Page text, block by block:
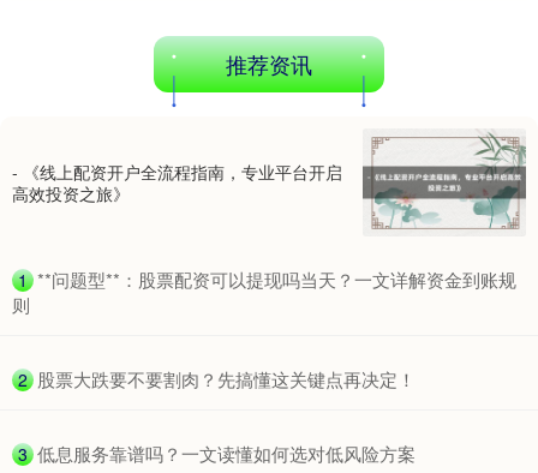
北证50 +1.01%
创业板指 3563.12 +47.56 +1.35%
推荐资讯
- 《线上配资开户全流程指南，专业平台开启
高效投资之旅》
1 ​**问题型**：股票配资可以提现吗当天？一文详解资金到账规
则
2 ​股票大跌要不要割肉？先搞懂这关键点再决定！
3 ​低息服务靠谱吗？一文读懂如何选对低风险方案